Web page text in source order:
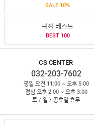
SALE 10%
귀찌 베스트
BEST 100
CS CENTER
032-203-7602
평일 오전 11:00 ~ 오후 5:00
점심 오후 2:00 ~ 오후 3:00
토 / 일 / 공휴일 휴무